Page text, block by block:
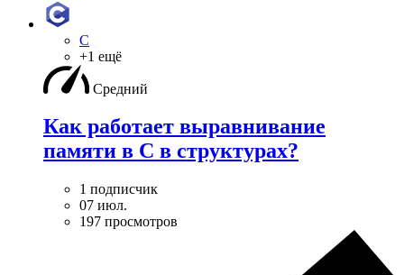
C
+1 ещё
Средний
Как работает выравнивание
памяти в С в структурах?
1 подписчик
07 июл.
197 просмотров